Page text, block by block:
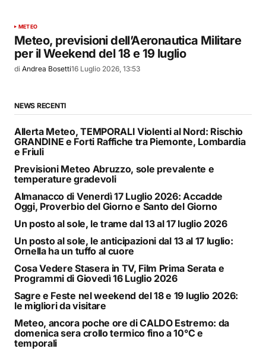
METEO
Meteo, previsioni dell’Aeronautica Militare
per il Weekend del 18 e 19 luglio
di Andrea Bosetti16 Luglio 2026, 13:53
NEWS RECENTI
Allerta Meteo, TEMPORALI Violenti al Nord: Rischio
GRANDINE e Forti Raffiche tra Piemonte, Lombardia
e Friuli
Previsioni Meteo Abruzzo, sole prevalente e
temperature gradevoli
Almanacco di Venerdì 17 Luglio 2026: Accadde
Oggi, Proverbio del Giorno e Santo del Giorno
Un posto al sole, le trame dal 13 al 17 luglio 2026
Un posto al sole, le anticipazioni dal 13 al 17 luglio:
Ornella ha un tuffo al cuore
Cosa Vedere Stasera in TV, Film Prima Serata e
Programmi di Giovedì 16 Luglio 2026
Sagre e Feste nel weekend del 18 e 19 luglio 2026:
le migliori da visitare
Meteo, ancora poche ore di CALDO Estremo: da
domenica sera crollo termico fino a 10°C e
temporali